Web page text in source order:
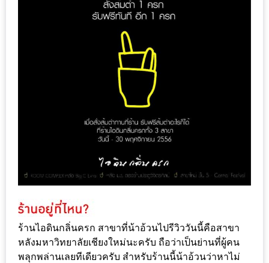
CHECKOUT
กับ
สลัด
หนุ่ม
บ้านนา
เมนู
ร้านไอดินกลิ่นครก สาขาที่น้าอ้วนไปรีวิววันนี้คือสาขา
หลังมหาวิทยาลัยเชียงใหม่นะครับ ถือว่าเป็นย่านที่ผู้คน
พลุกพล่านเลยทีเดียวครับ สำหรับร้านนี้น้าอ้วนว่าหาไม่